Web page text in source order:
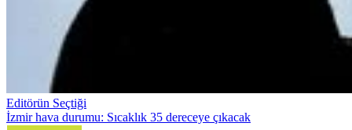
Editörün Seçtiği
İzmir hava durumu: Sıcaklık 35 dereceye çıkacak